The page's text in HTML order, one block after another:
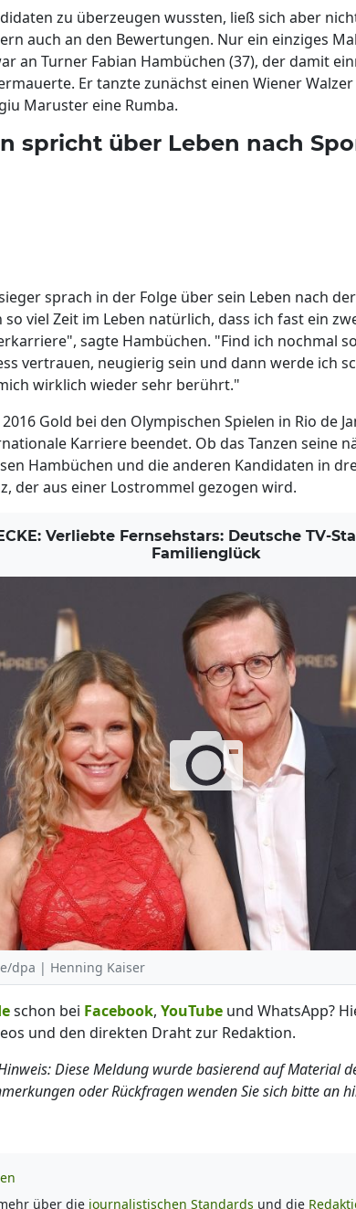
zu überzeugen wussten, ließ sich aber
auch an den Bewertungen. Nur ein einziges
an Turner Fabian Hambüchen (37), der damit
Er tanzte zunächst einen Wiener
Maruster eine Rumba.
spricht über Leben nach
sprach in der Folge über sein Leben nach
so viel Zeit im Leben natürlich, dass ich fast ein
sagte Hambüchen. "Find ich nochmal
vertrauen, neugierig sein und dann werde ich
wirklich wieder sehr berührt."
Gold bei den Olympischen Spielen in Rio de
Karriere beendet. Ob das Tanzen seine
Hambüchen und die anderen Kandidaten in
der aus einer Lostrommel gezogen wird.
Verliebte Fernsehstars: Deutsche TV-
Familienglück
dpa | Henning Kaiser
schon bei Facebook, YouTube und WhatsApp?
und den direkten Draht zur Redaktion.
Diese Meldung wurde basierend auf Material
oder Rückfragen wenden Sie sich bitte an
über die journalistischen Standards und die